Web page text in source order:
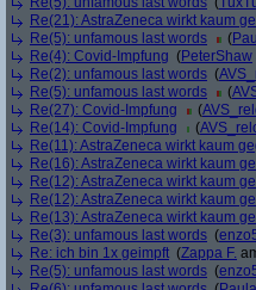
Re(21): AstraZeneca wirkt kaum
Re(5): unfamous last words
(
Re(4): Covid-Impfung (PeterShaw
Re(2): unfamous last words (
Re(5): unfamous last words
(
Re(27): Covid-Impfung
(
Re(14): Covid-Impfung
(
Re(11): AstraZeneca wirkt kaum
Re(16): AstraZeneca wirkt kaum
Re(12): AstraZeneca wirkt kaum
Re(12): AstraZeneca wirkt kaum
Re(13): AstraZeneca wirkt kaum
Re(3): unfamous last words (
Re: ich bin 1x geimpft (Zappa F.
Re(5): unfamous last words (